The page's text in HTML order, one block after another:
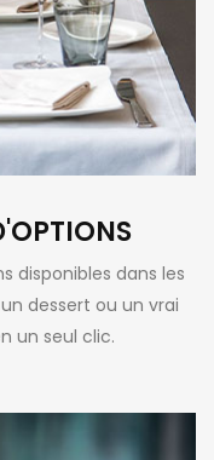
disponibles dans les
dessert ou un vrai
un seul clic.